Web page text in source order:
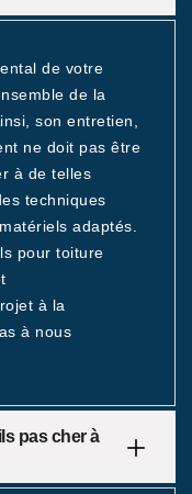
de votre
de la
son entretien,
ne doit pas être
à de telles
techniques
adaptés.
pour toiture
à la
à nous
pas cher à